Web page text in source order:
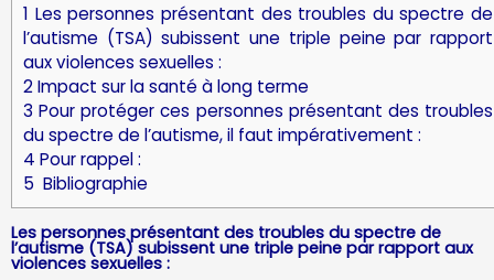
1 Les personnes présentant des troubles du spectre de
l’autisme (TSA) subissent une triple peine par rapport
aux violences sexuelles :
2Impact sur la santé à long terme
3 Pour protéger ces personnes présentant des troubles
du spectre de l’autisme, il faut impérativement :
4 Pour rappel :
5 Bibliographie
Les personnes présentant des troubles du spectre de
l’autisme (TSA) subissent une triple peine par rapport aux
violences sexuelles :